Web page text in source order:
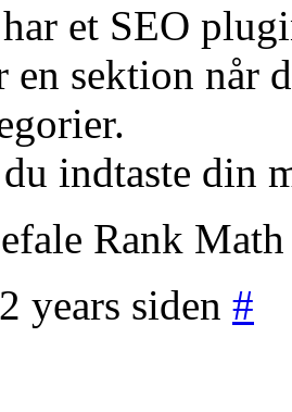
et SEO
en sektion når
indtaste din
Rank
years siden #